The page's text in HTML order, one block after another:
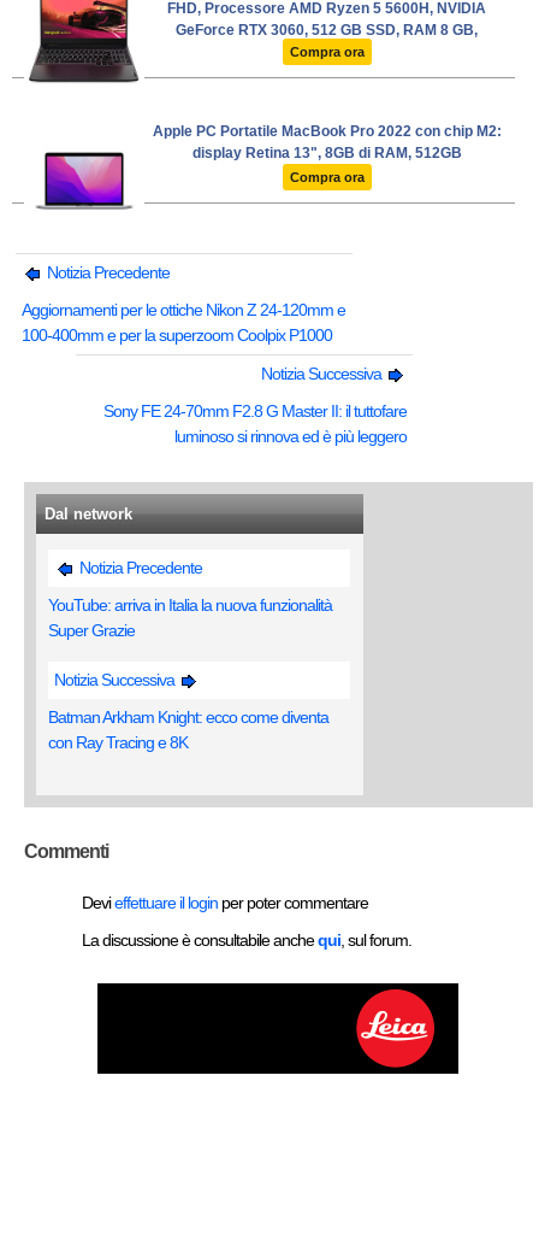
FHD, Processore AMD Ryzen 5 5600H, NVIDIA
GeForce RTX 3060, 512 GB SSD, RAM 8 GB,
Windows 11, Tastiera retroilluminata bianca -
Shadow Black
Compra ora
Apple PC Portatile MacBook Pro 2022 con chip M2:
display Retina 13", 8GB di RAM, 512GB
Compra ora
Notizia Precedente
Aggiornamenti per le ottiche Nikon Z 24-120mm e
100-400mm e per la superzoom Coolpix P1000
Notizia Successiva
Sony FE 24-70mm F2.8 G Master II: il tuttofare
luminoso si rinnova ed è più leggero
Dal network
Notizia Precedente
YouTube: arriva in Italia la nuova funzionalità
Super Grazie
Notizia Successiva
Batman Arkham Knight: ecco come diventa
con Ray Tracing e 8K
Commenti
Devieffettuare il login per poter commentare
La discussione è consultabile anchequi, sul forum.